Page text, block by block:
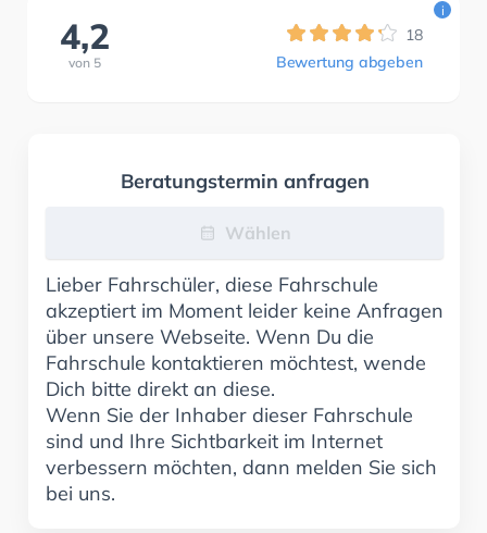
4,2
von 5
18
Bewertung abgeben
i
Beratungstermin anfragen
Wählen
Lieber Fahrschüler, diese Fahrschule
akzeptiert im Moment leider keine Anfragen
über unsere Webseite. Wenn Du die
Fahrschule kontaktieren möchtest, wende
Dich bitte direkt an diese.
Wenn Sie der Inhaber dieser Fahrschule
sind und Ihre Sichtbarkeit im Internet
verbessern möchten, dann melden Sie sich
bei uns.